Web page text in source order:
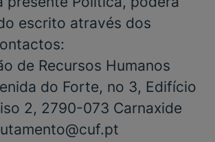
escrito através dos
de Recursos Humanos
do Forte, no 3, Edifício
2, 2790-073 Carnaxide